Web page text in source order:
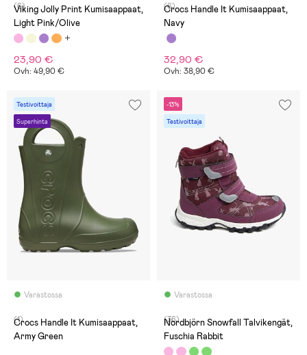
(6)
Viking Jolly Print Kumisaappaat,
Light Pink/Olive
23,90 €
Ovh: 49,90 €
(6)
Crocs Handle It Kumisaappaat,
Navy
32,90 €
Ovh: 38,90 €
Testivoittaja
Superhinta
Varastossa
(1)
Crocs Handle It Kumisaappaat,
Army Green
-13%
Testivoittaja
Varastossa
(36)
Nordbjörn Snowfall Talvikengät,
Fuschia Rabbit